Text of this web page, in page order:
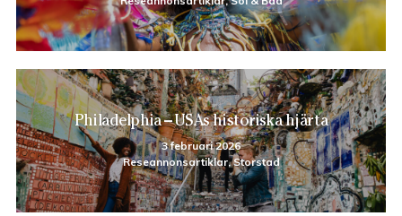
Philadelphia – USAs historiska hjärta
3 februari 2026
Reseannonsartiklar, Storstad